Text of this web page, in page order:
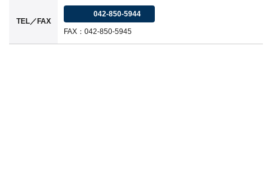
TEL／FAX
042-850-5944
FAX：042-850-5945